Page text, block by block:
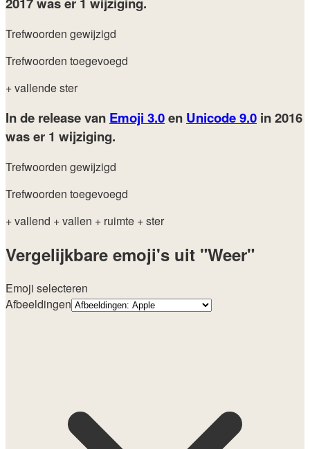
Trefwoorden gewijzigd
Trefwoorden toegevoegd
+ vallende ster
In de release van Emoji 3.0en Unicode 9.0 in 2016
was er 1 wijziging.
Trefwoorden gewijzigd
Trefwoorden toegevoegd
+ vallend + vallen + ruimte + ster
Vergelijkbare emoji's uit "Weer"
Emoji selecteren
Afbeeldingen